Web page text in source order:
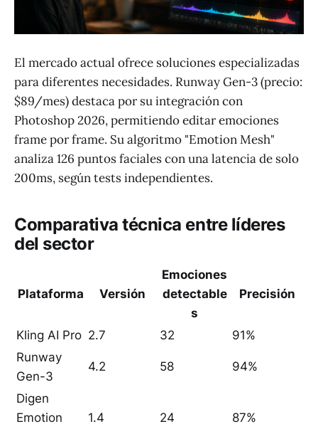
El mercado actual ofrece soluciones especializadas
para diferentes necesidades. Runway Gen-3 (precio:
$89/mes) destaca por su integración con
Photoshop 2026, permitiendo editar emociones
frame por frame. Su algoritmo "Emotion Mesh"
analiza 126 puntos faciales con una latencia de solo
200ms, según tests independientes.
Comparativa técnica entre líderes
del sector
Plataforma Versión
Emociones
detectable
s
Precisión
Kling AI Pro 2.7 32
91%
Runway
Gen-3
4.2 58 94%
Digen
Emotion
1.4 24 87%